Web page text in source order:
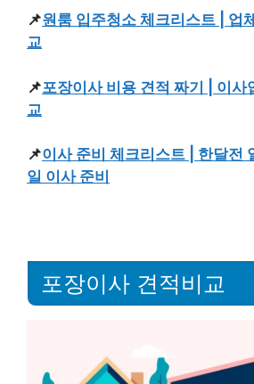
📌원룸 입주청소 체크리스트 | 업
교
📌포장이사 비용 견적 짜기 | 이사
교
📌이사 준비 체크리스트 | 한달전
일 이사 준비
포장이사 견적비교